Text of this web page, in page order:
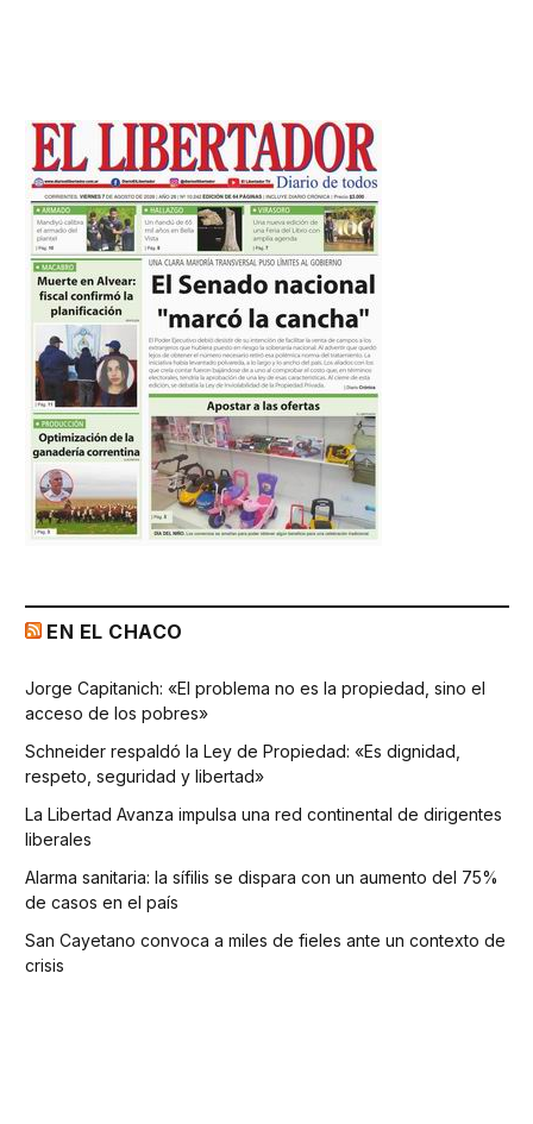
EN EL CHACO
Jorge Capitanich: «El problema no es la propiedad, sino el
acceso de los pobres»
Schneider respaldó la Ley de Propiedad: «Es dignidad,
respeto, seguridad y libertad»
La Libertad Avanza impulsa una red continental de dirigentes
liberales
Alarma sanitaria: la sífilis se dispara con un aumento del 75%
de casos en el país
San Cayetano convoca a miles de fieles ante un contexto de
crisis